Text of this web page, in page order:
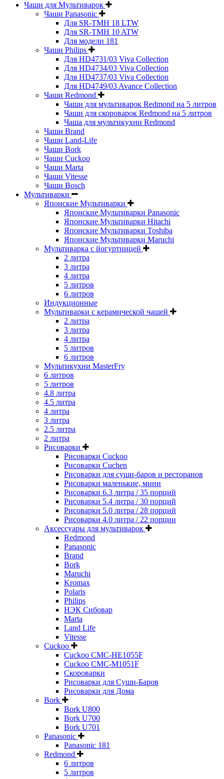
Чаши для Мультиварок
Чаши Panasonic
Для SR-TMH 18 LTW
Для SR-TMH 10 ATW
Для модели 181
Чаши Philips
Для HD4731/03 Viva Collection
Для HD4734/03 Viva Collection
Для HD4737/03 Viva Collection
Для HD4749/03 Avance Collection
Чаши Redmond
Чаши для мультиварок Redmond на 5 литров
Чаши для скороварок Redmond на 5 литров
Чаша для мультикухни Redmond
Чаши Brand
Чаши Land-Life
Чаши Bork
Чаши Cuckoo
Чаши Marta
Чаши Vitesse
Чаши Bosch
Мультиварки
Японские Мультиварки
Японские Мультиварки Panasonic
Японские Мультиварки Hitachi
Японские Мультиварки Toshiba
Японские Мультиварки Maruchi
Мультиварка с йогуртницей
2 литра
3 литра
4 литра
5 литров
6 литров
Индукционные
Мультиварки с керамической чашей
2 литра
3 литра
4 литра
5 литров
6 литров
Мультикухни MasterFry
6 литров
5 литров
4.8 литра
4.5 литра
4 литра
3 литра
2.5 литра
2 литра
Рисоварки
Рисоварки Cuckoo
Рисоварки Cuchen
Рисоварки для суши-баров и ресторанов
Рисоварки маленькие, мини
Рисоварки 6.3 литра / 35 порций
Рисоварки 5.4 литра / 30 порций
Рисоварки 5.0 литра / 28 порций
Рисоварки 4.0 литра / 22 порции
Аксессуары для мультиварок
Redmond
Panasonic
Brand
Bork
Maruchi
Kromax
Polaris
Philips
НЭК Сибовар
Marta
Land Life
Vitesse
Cuckoo
Cuckoo CMC-HE1055F
Cuckoo CMC-M1051F
Скороварки
Рисоварки для Суши-Баров
Рисоварки для Дома
Bork
Bork U800
Bork U700
Bork U701
Panasonic
Panasonic 181
Redmond
6 литров
5 литров